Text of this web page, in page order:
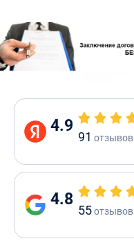
4.9
91 отзывов
4.8
55отзывов